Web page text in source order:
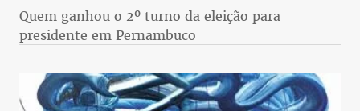
Quem ganhou o 2º turno da eleição para
presidente em Pernambuco